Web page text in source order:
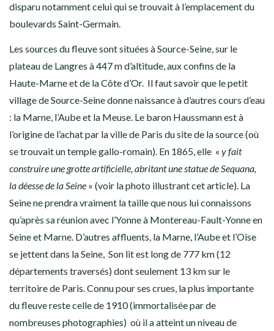
disparu notamment celui qui se trouvait à l’emplacement du
boulevards Saint-Germain.
Les sources du fleuve sont situées à Source-Seine, sur le
plateau de Langres à 447 m d’altitude, aux confins de la
Haute-Marne et de la Côte d’Or. Il faut savoir que le petit
village de Source-Seine donne naissance à d’autres cours d’eau
: la Marne, l’Aube et la Meuse. Le baron Haussmann est à
l’origine de l’achat par la ville de Paris du site de la source (où
se trouvait un temple gallo-romain). En 1865, elle « y fait
construire une grotte artificielle, abritant une statue de Sequana,
la déesse de la Seine » (voir la photo illustrant cet article). La
Seine ne prendra vraiment la taille que nous lui connaissons
qu’après sa réunion avec l’Yonne à Montereau-Fault-Yonne en
Seine et Marne. D’autres affluents, la Marne, l’Aube et l’Oise
se jettent dans la Seine, Son lit est long de 777 km (12
départements traversés) dont seulement 13 km sur le
territoire de Paris. Connu pour ses crues, la plus importante
du fleuve reste celle de 1910 (immortalisée par de
nombreuses photographies) où il a atteint un niveau de